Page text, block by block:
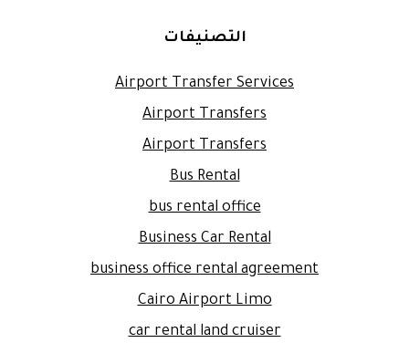
التصنيفات
Airport Transfer Services
Airport Transfers
Airport Transfers
Bus Rental
bus rental office
Business Car Rental
business office rental agreement
Cairo Airport Limo
car rental land cruiser